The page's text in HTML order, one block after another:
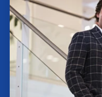
Om os
Kontakt
DK